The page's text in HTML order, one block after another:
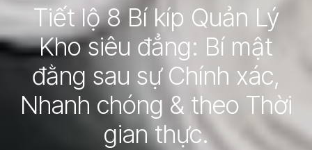
Tiết lộ 8 Bí kíp Quản Lý
Kho siêu đẳng: Bí mật
đằng sau sự Chính xác,
Nhanh chóng & theo Thời
gian thực.